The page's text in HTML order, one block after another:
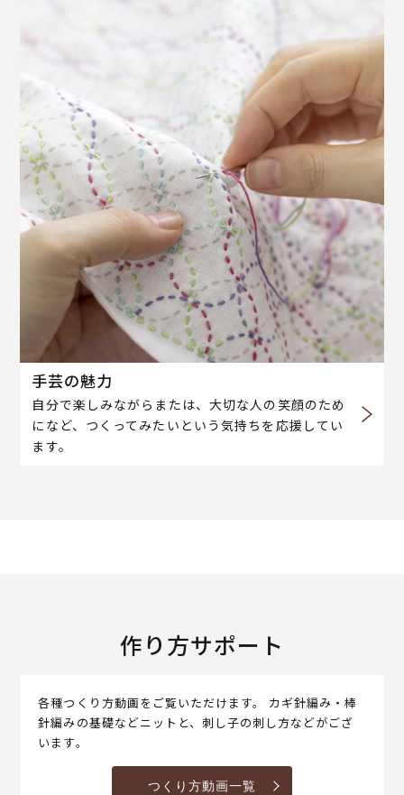
手芸の魅力
自分で楽しみながらまたは、大切な人の笑顔のため
になど、つくってみたいという気持ちを応援してい
ます。
作り方サポート
各種つくり方動画をご覧いただけます。 カギ針編み・棒
針編みの基礎などニットと、刺し子の刺し方などがござ
います。
つくり方動画一覧